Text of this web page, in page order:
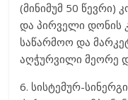
(მინიმუმ 50 წევრი)
და პირველი დონის
საწარმოო და
აღჭურვილი მეორე
6. სისტემურ-